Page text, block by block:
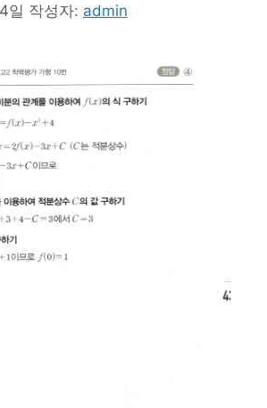
일 작성자: admin